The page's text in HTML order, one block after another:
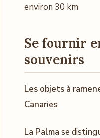
environ 30 km
Se fournir
souvenirs
Les objets à
Canaries
La Palma se